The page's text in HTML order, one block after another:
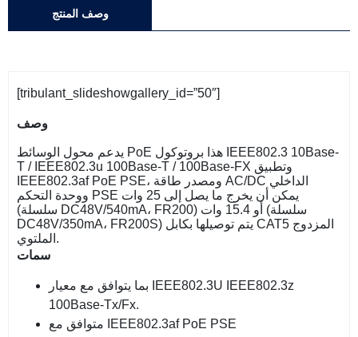
وصف المنتج
[tribulant_slideshowgallery_id=”50″]
وصف
يدعم محول الوسائط PoE هذا بروتوكول IEEE802.3 10Base-
T / IEEE802.3u 100Base-T / 100Base-FX وتطبيق
IEEE802.3af PoE PSE، ومصدر طاقة AC/DC الداخلي
ووحدة التحكم PSE يمكن أن يخرج ما يصل إلى 25 وات
(سلسلة DC48V/540mA، FR200) أو 15.4 وات (سلسلة
DC48V/350mA، FR200S) يتم توصيلها بكابل CAT5 المزدوج
الملتوي.
سمات
بما يتوافق مع معيار IEEE802.3U IEEE802.3z
100Base-Tx/Fx.
متوافق مع IEEE802.3af PoE PSE